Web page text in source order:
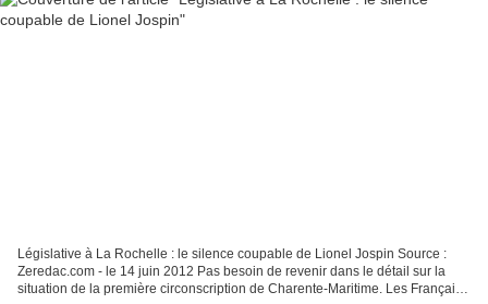
Législative à La Rochelle : le silence coupable de Lionel Jospin Source :
Zeredac.com - le 14 juin 2012 Pas besoin de revenir dans le détail sur la
situation de la première circonscription de Charente-Maritime. Les Français